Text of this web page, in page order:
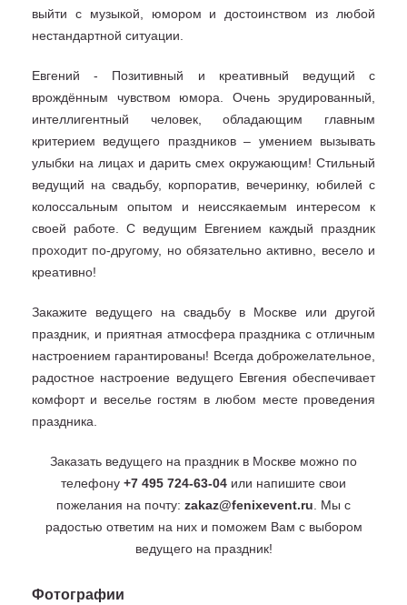
выйти с музыкой, юмором и достоинством из любой
нестандартной ситуации.
Евгений - Позитивный и креативный ведущий с
врождённым чувством юмора. Очень эрудированный,
интеллигентный человек, обладающим главным
критерием ведущего праздников – умением вызывать
улыбки на лицах и дарить смех окружающим! Стильный
ведущий на свадьбу, корпоратив, вечеринку, юбилей с
колоссальным опытом и неиссякаемым интересом к
своей работе. С ведущим Евгением каждый праздник
проходит по-другому, но обязательно активно, весело и
креативно!
Закажите ведущего на свадьбу в Москве или другой
праздник, и приятная атмосфера праздника с отличным
настроением гарантированы! Всегда доброжелательное,
радостное настроение ведущего Евгения обеспечивает
комфорт и веселье гостям в любом месте проведения
праздника.
Заказать ведущего на праздник в Москве можно по
телефону +7 495 724-63-04 или напишите свои
пожелания на почту: zakaz@fenixevent.ru . Мы с
радостью ответим на них и поможем Вам с выбором
ведущего на праздник!
Фотографии